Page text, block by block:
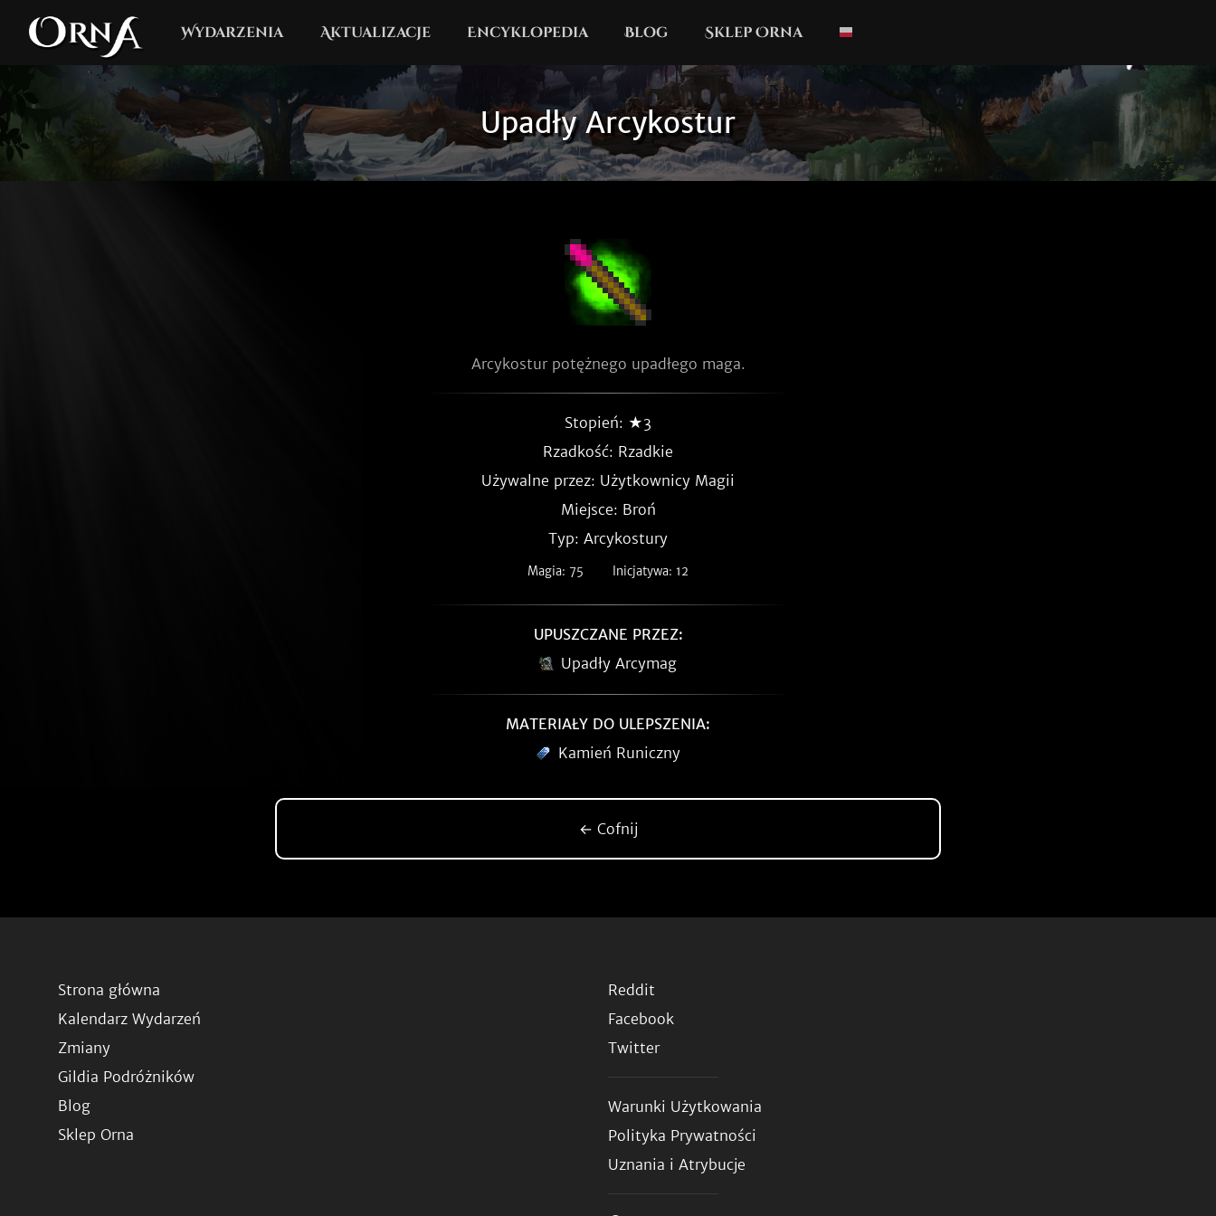
Wydarzenia Aktualizacje Encyklopedia Blog Sklep Orna
Upadły Arcykostur
Arcykostur potężnego upadłego maga.
Stopień: ★3
Rzadkość: Rzadkie
Używalne przez: Użytkownicy Magii
Miejsce: Broń
Typ: Arcykostury
Magia: 75 Inicjatywa: 12
UPUSZCZANE PRZEZ:
Upadły Arcymag
MATERIAŁY DO ULEPSZENIA:
Kamień Runiczny
← Cofnij
Strona główna
Kalendarz Wydarzeń
Zmiany
Gildia Podróżników
Blog
Sklep Orna
Reddit
Facebook
Twitter
Warunki Użytkowania
Polityka Prywatności
Uznania i Atrybucje